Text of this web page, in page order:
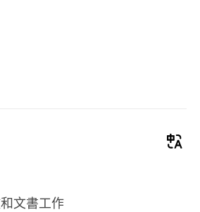
文書工作